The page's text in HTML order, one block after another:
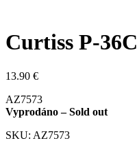
Curtiss P-36C
13.90 €
AZ7573
Vyprodáno – Sold out
SKU: AZ7573